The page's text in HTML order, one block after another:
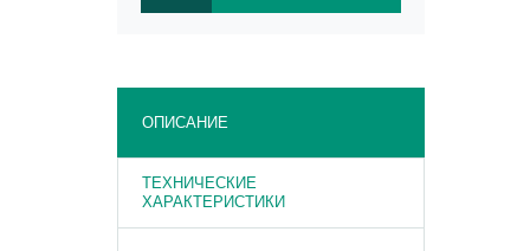
ОПИСАНИЕ
ТЕХНИЧЕСКИЕ
ХАРАКТЕРИСТИКИ